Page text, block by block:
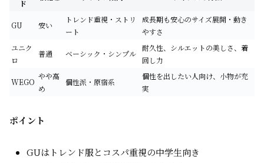
ド
GU 安い
トレンド重視・ストリ
ート
成長期も安心のサイズ展開・動き
やすさ
ユニク
ロ
普通 ベーシック・シンプル
耐久性、シルエットの美しさ、着
回し力
WEGO
やや高
め
個性派・原宿系
個性を出したい人向け、小物が充
実
ポイント
GUはトレンド服とコスパ重視の中学生向き